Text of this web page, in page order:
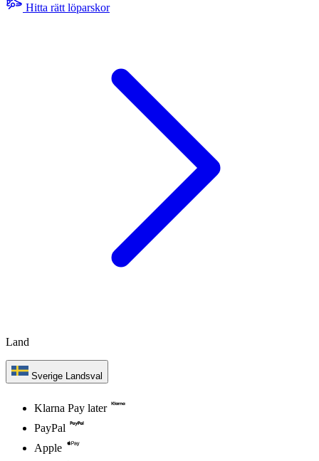
Hitta rätt löparskor
Land
Sverige Landsval
Klarna Pay later
PayPal
Apple